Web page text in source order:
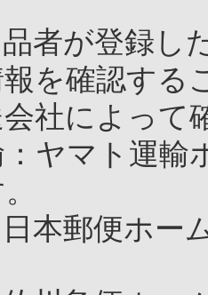
者が登録し
を確認する
社によって
ヤマト運輸
本郵便ホー